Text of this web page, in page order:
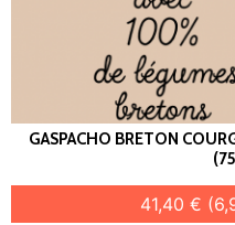
GASPACHO BRETON
41,40 €